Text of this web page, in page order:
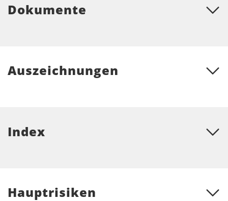
Dokumente
Auszeichnungen
Index
Hauptrisiken